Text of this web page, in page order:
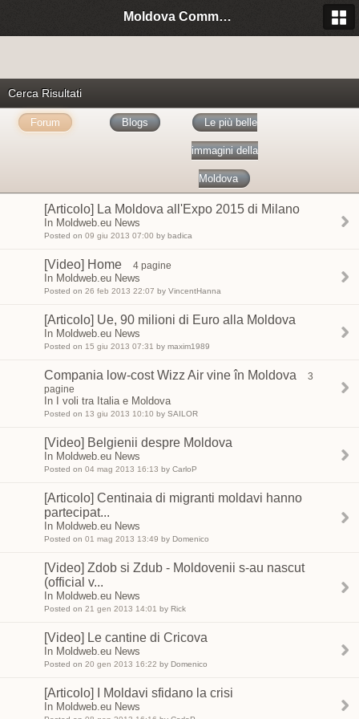
Moldova Community Italia
Cerca Risultati
Forum Blogs Le più belle
immagini della
Moldova
[Articolo] La Moldova all'Expo 2015 di Milano
In Moldweb.eu News
Posted on 09 giu 2013 07:00 by badica
[Video] Home 4 pagine
In Moldweb.eu News
Posted on 26 feb 2013 22:07 by VincentHanna
[Articolo] Ue, 90 milioni di Euro alla Moldova
In Moldweb.eu News
Posted on 15 giu 2013 07:31 by maxim1989
Compania low-cost Wizz Air vine în Moldova
3
pagine
In I voli tra Italia e Moldova
Posted on 13 giu 2013 10:10 by SAILOR
[Video] Belgienii despre Moldova
In Moldweb.eu News
Posted on 04 mag 2013 16:13 by CarloP
[Articolo] Centinaia di migranti moldavi hanno
partecipat...
In Moldweb.eu News
Posted on 01 mag 2013 13:49 by Domenico
[Video] Zdob si Zdub - Moldovenii s-au nascut
(official v...
In Moldweb.eu News
Posted on 21 gen 2013 14:01 by Rick
[Video] Le cantine di Cricova
In Moldweb.eu News
Posted on 20 gen 2013 16:22 by Domenico
[Articolo] I Moldavi sfidano la crisi
In Moldweb.eu News